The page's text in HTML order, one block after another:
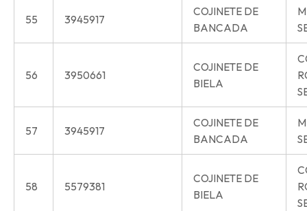
55 3945917
COJINETE DE
BANCADA
56 3950661
COJINETE DE
BIELA
57 3945917
COJINETE DE
BANCADA
58 5579381
COJINETE DE
BIELA